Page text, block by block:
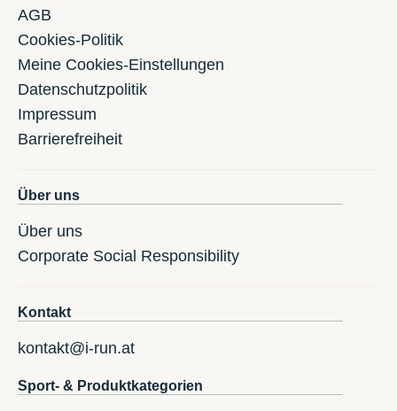
AGB
Cookies-Politik
Meine Cookies-Einstellungen
Datenschutzpolitik
Impressum
Barrierefreiheit
Über uns
Über uns
Corporate Social Responsibility
Kontakt
kontakt@i-run.at
Sport- & Produktkategorien